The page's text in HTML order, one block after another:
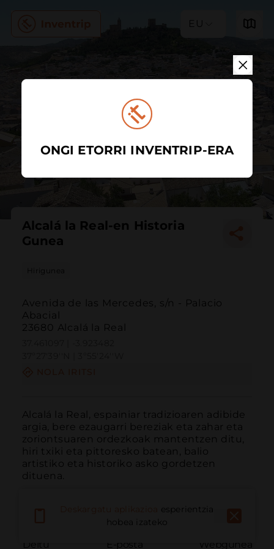
EU
Alcalá la Real-en Historia
Gunea
Hirigunea
Avenida de las Mercedes, s/n - Palacio
Abacial
23680 Alcalá la Real
Alcalá la Real, espainiar tradizioaren adibide
argia, bere ezaugarri bereziak eta zahar eta
zoriontsuaren ordezkoak mantentzen ditu,
hiri txiki eta pittoresko batean, balio
artistiko eta historiko asko gordetzen
dituena.
Deitu E-posta Webgunea
esperientzia
hobea izateko
ONGI ETORRI INVENTRIP-ERA